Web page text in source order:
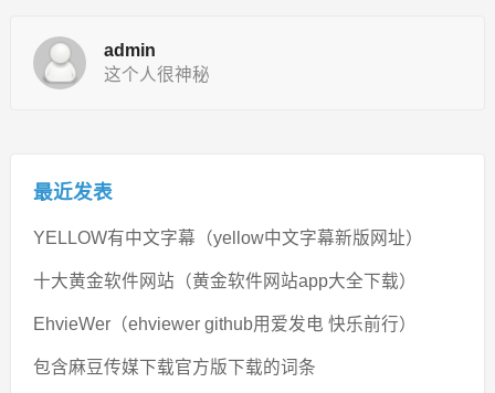
admin
这个人很神秘
最近发表
YELLOW有中文字幕（yellow中文字幕新版网址）
十大黄金软件网站（黄金软件网站app大全下载）
EhvieWer（ehviewer github用爱发电 快乐前行）
包含麻豆传媒下载官方版下载的词条